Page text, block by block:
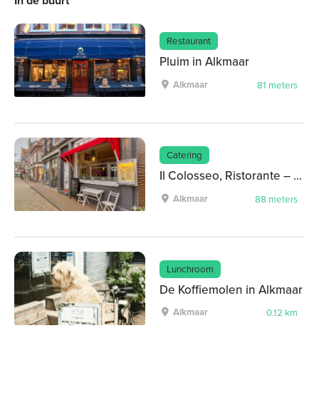
Restaurant
Pluim in Alkmaar
Alkmaar 81 meters
Catering
Il Colosseo, Ristorante – Trattoria – Catering
Alkmaar 88 meters
Lunchroom
De Koffiemolen in Alkmaar
Alkmaar 0.12 km